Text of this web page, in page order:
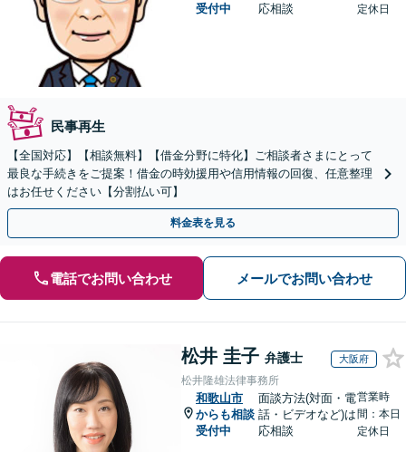
受付中
応相談
定休日
民事再生
【全国対応】【相談無料】【借金分野に特化】ご相談者さまにとって
最良な手続きをご提案！借金の時効援用や信用情報の回復、任意整理
はお任せください【分割払い可】
料金表を見る
電話でお問い合わせ メールでお問い合わせ
松井 圭子 弁護士 大阪府
松井隆雄法律事務所
和歌山市
からも相談
受付中
面談方法(対面・電
話・ビデオなど)は
応相談
営業時
間：本日
定休日